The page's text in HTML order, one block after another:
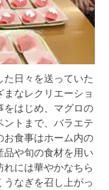
日々を送っていた
なレクリエーショ
をはじめ、マグロの
トまで、バラエテ
お食事はホーム内の
品や旬の食材を用い
には華やかなちら
なぎを召し上がっ